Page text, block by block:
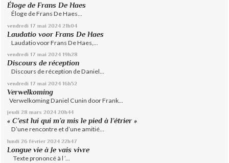
Éloge de Frans De Haes
Éloge de Frans De Haes...
vendredi 17 mai 2024 21h04
Laudatio voor Frans De Haes
Laudatio voor Frans De Haes,...
vendredi 17 mai 2024 19h28
Discours de réception
Discours de réception de Daniel...
vendredi 17 mai 2024 16h52
Verwelkoming
Verwelkoming Daniel Cunin door Frank...
jeudi 28 mars 2024 20h44
« C’est lui qui m’a mis le pied à l’étrier »
D’une rencontre et d’une amitié...
lundi 26 février 2024 22h47
Longue vie à Je vais vivre
Texte prononcé à l ’...